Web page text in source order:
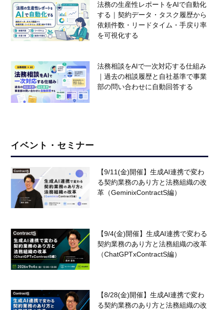
法務の生産性レポートをAIで自動化
する｜契約データ・タスク履歴から
依頼件数・リードタイム・手戻り率
を可視化する
法務相談をAIで一次対応する仕組み
｜過去の相談履歴と自社基準で事業
部の問い合わせに自動回答する
イベント・セミナー
【9/11(金)開催】生成AI連携で変わ
る契約業務のあり方と法務組織の改
革（GeminixContractS編）
【9/4(金)開催】生成AI連携で変わる
契約業務のあり方と法務組織の改革
（ChatGPTxContractS編）
【8/28(金)開催】生成AI連携で変わ
る契約業務のあり方と法務組織の改